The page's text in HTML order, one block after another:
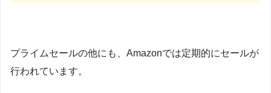
プライムセールの他にも、Amazonでは定期的にセールが
行われています。